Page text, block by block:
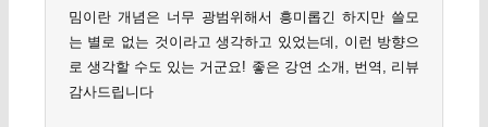
밈이란 개념은 너무 광범위해서 흥미롭긴 하지만 쓸모
는 별로 없는 것이라고 생각하고 있었는데, 이런 방향으
로 생각할 수도 있는 거군요! 좋은 강연 소개, 번역, 리뷰
감사드립니다